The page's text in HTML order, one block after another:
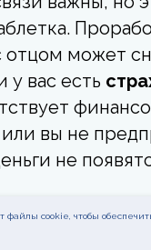
может
у вас есть
или вы не
не
вашей
файлы cookie, чтобы